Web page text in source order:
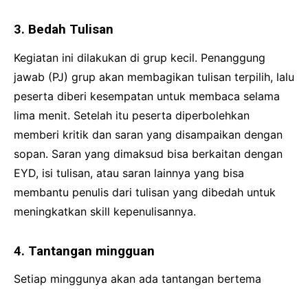
3. Bedah Tulisan
Kegiatan ini dilakukan di grup kecil. Penanggung
jawab (PJ) grup akan membagikan tulisan terpilih, lalu
peserta diberi kesempatan untuk membaca selama
lima menit. Setelah itu peserta diperbolehkan
memberi kritik dan saran yang disampaikan dengan
sopan. Saran yang dimaksud bisa berkaitan dengan
EYD, isi tulisan, atau saran lainnya yang bisa
membantu penulis dari tulisan yang dibedah untuk
meningkatkan skill kepenulisannya.
4. Tantangan mingguan
Setiap minggunya akan ada tantangan bertema